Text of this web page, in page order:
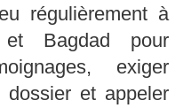
régulièrement à
et Bagdad pour
exiger
dossier et appeler